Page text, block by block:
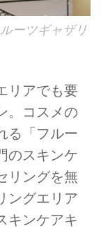
ーツギャザリ
リアでも要
。コスメの
る「フルー
のスキンケ
リングを無
ングエリア
キンケアキ